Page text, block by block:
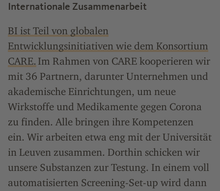
Internationale Zusammenarbeit
BI ist Teil von globalen
Entwicklungsinitiativen wie dem Konsortium
CARE. Im Rahmen von CARE kooperieren wir
mit 36 Partnern, darunter Unternehmen und
akademische Einrichtungen, um neue
Wirkstoffe und Medikamente gegen Corona
zu finden. Alle bringen ihre Kompetenzen
ein. Wir arbeiten etwa eng mit der Universität
in Leuven zusammen. Dorthin schicken wir
unsere Substanzen zur Testung. In einem voll
automatisierten Screening-Set-up wird dann